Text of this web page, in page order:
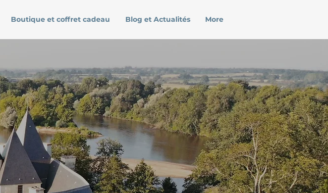
Boutique et coffret cadeau Blog et Actualités More